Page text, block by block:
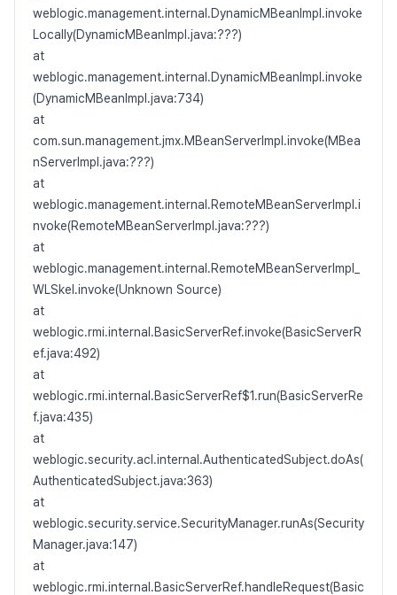
weblogic.management.internal.DynamicMBeanImpl.invoke
Locally(DynamicMBeanImpl.java:???)
at
weblogic.management.internal.DynamicMBeanImpl.invoke
(DynamicMBeanImpl.java:734)
at
com.sun.management.jmx.MBeanServerImpl.invoke(MBea
nServerImpl.java:???)
at
weblogic.management.internal.RemoteMBeanServerImpl.i
nvoke(RemoteMBeanServerImpl.java:???)
at
weblogic.management.internal.RemoteMBeanServerImpl_
WLSkel.invoke(Unknown Source)
at
weblogic.rmi.internal.BasicServerRef.invoke(BasicServerR
ef.java:492)
at
weblogic.rmi.internal.BasicServerRef$1.run(BasicServerRe
f.java:435)
at
weblogic.security.acl.internal.AuthenticatedSubject.doAs(
AuthenticatedSubject.java:363)
at
weblogic.security.service.SecurityManager.runAs(Security
Manager.java:147)
at
weblogic.rmi.internal.BasicServerRef.handleRequest(Basic